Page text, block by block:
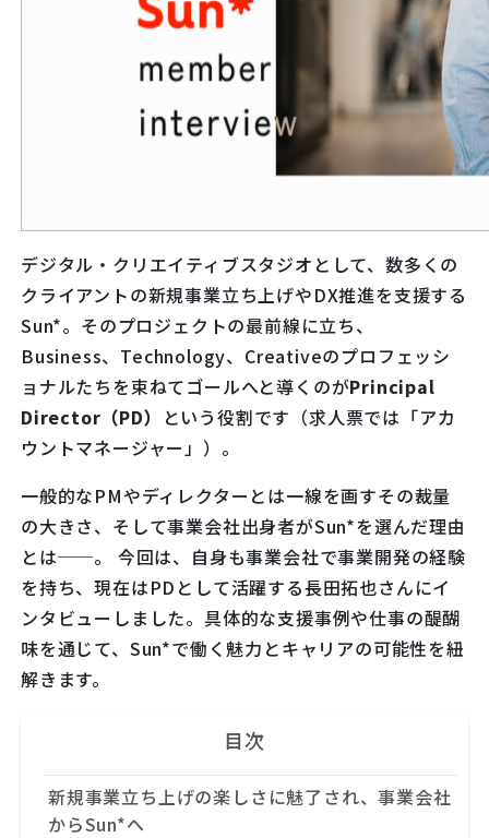
デジタル・クリエイティブスタジオとして、数多くの
クライアントの新規事業立ち上げやDX推進を支援する
Sun*。そのプロジェクトの最前線に立ち、
Business、Technology、Creativeのプロフェッシ
ョナルたちを束ねてゴールへと導くのがPrincipal
Director（PD）
という役割です（求人票では「アカ
ウントマネージャー」）。
一般的なPMやディレクターとは一線を画すその裁量
の大きさ、そして事業会社出身者がSun*を選んだ理由
とは──。 今回は、自身も事業会社で事業開発の経験
を持ち、現在はPDとして活躍する長田拓也さんにイ
ンタビューしました。具体的な支援事例や仕事の醍醐
味を通じて、Sun*で働く魅力とキャリアの可能性を紐
解きます。
目次
新規事業立ち上げの楽しさに魅了され、事業会社
からSun*へ